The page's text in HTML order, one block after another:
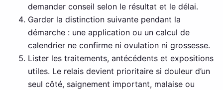
demander conseil selon le résultat et le délai.
Garder la distinction suivante pendant la
démarche : une application ou un calcul de
calendrier ne confirme ni ovulation ni grossesse.
Lister les traitements, antécédents et expositions
utiles. Le relais devient prioritaire si douleur d’un
seul côté, saignement important, malaise ou